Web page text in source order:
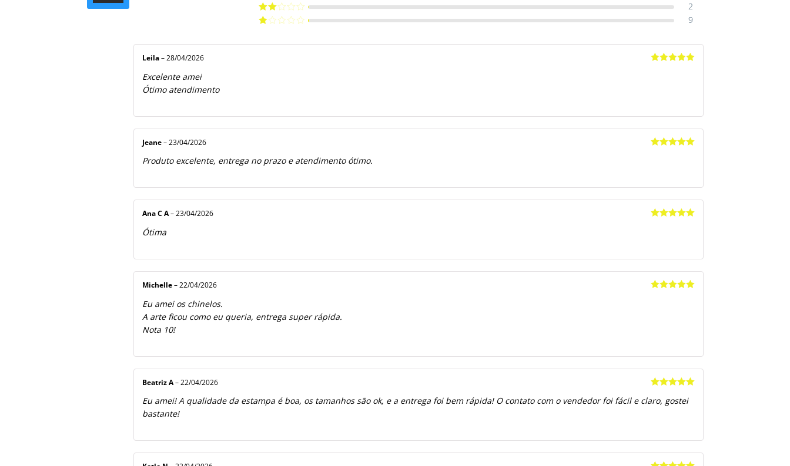
Avaliação
Avaliação
2
9
Leila – 28/04/2026
Excelente amei
Ótimo atendimento
Jeane – 23/04/2026
Produto excelente, entrega no prazo e atendimento ótimo.
Ana C A– 23/04/2026
Ótima
Michelle – 22/04/2026
Eu amei os chinelos.
A arte ficou como eu queria, entrega super rápida.
Nota 10!
de 5
Beatriz A – 22/04/2026
Eu amei! A qualidade da estampa é boa, os tamanhos são ok, e a entrega foi bem rápida! O contato com o vendedor foi fácil e claro, gostei
bastante!